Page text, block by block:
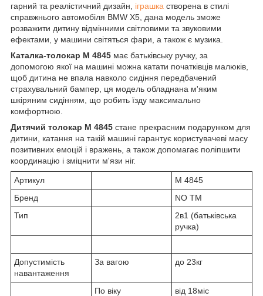
гарний та реалістичний дизайн, іграшка створена в стилі
справжнього автомобіля BMW X5, дана модель зможе
розважити дитину відмінними світловими та звуковими
ефектами, у машини світяться фари, а також є музика.
Каталка-толокар M 4845 має батьківську ручку, за
допомогою якої на машині можна катати початківців малюків,
щоб дитина не впала навколо сидіння передбачений
страхувальний бампер, ця модель обладнана м'яким
шкіряним сидінням, що робить їзду максимально
комфортною.
Дитячий толокар M 4845 стане прекрасним подарунком для
дитини, катання на такій машині гарантує користувачеві масу
позитивних емоцій і вражень, а також допомагає поліпшити
координацію і зміцнити м'язи ніг.
Артикул
M 4845
Бренд
NO TM
Тип
2в1 (батьківська
ручка)
Допустимість
навантаження
За вагою до 23кг
По віку
від 18міс